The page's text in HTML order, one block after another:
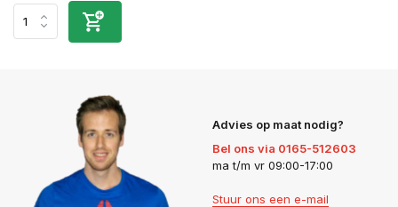
Advies op maat nodig?
Bel ons via 0165-512603
ma t/m vr 09:00-17:00
Stuur ons een e-mail